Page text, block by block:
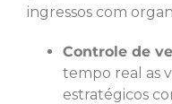
ingressos com
Controle de
tempo real as
estratégicos